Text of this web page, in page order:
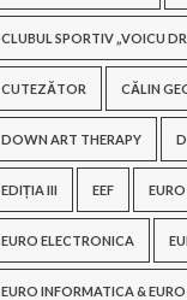
CLUBUL SPORTIV „VOICU
CUTEZĂTOR CĂLIN
DOWN ART THERAPY
EDIȚIA III EEF
EURO ELECTRONICA
EURO INFORMATICA &